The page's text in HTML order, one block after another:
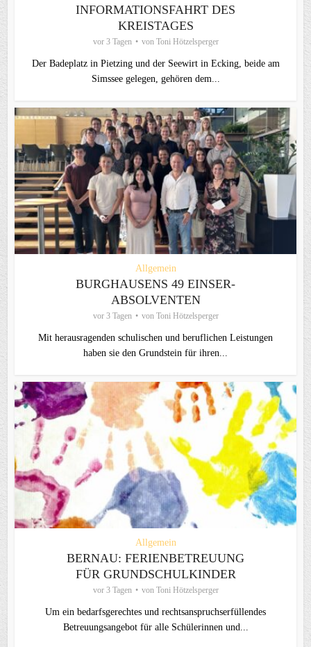
INFORMATIONSFAHRT DES
KREISTAGES
vor 3 Tagen von Toni Hötzelsperger
Der Badeplatz in Pietzing und der Seewirt in Ecking, beide am
Simssee gelegen, gehören dem...
Allgemein
BURGHAUSENS 49 EINSER-
ABSOLVENTEN
vor 3 Tagen von Toni Hötzelsperger
Mit herausragenden schulischen und beruflichen Leistungen
haben sie den Grundstein für ihren...
Allgemein
BERNAU: FERIENBETREUUNG
FÜR GRUNDSCHULKINDER
vor 3 Tagen von Toni Hötzelsperger
Um ein bedarfsgerechtes und rechtsanspruchserfüllendes
Betreuungsangebot für alle Schülerinnen und...